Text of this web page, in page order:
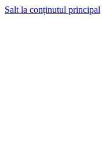
Salt la conținutul principal